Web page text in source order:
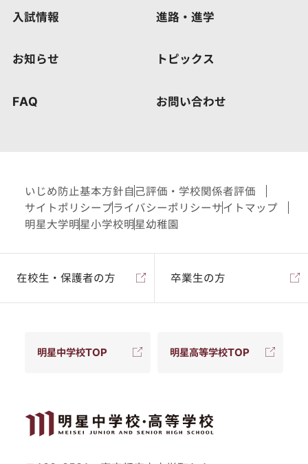
入試情報 進路・進学
お知らせ トピックス
FAQ お問い合わせ
いじめ防止基本方針自己評価・学校関係者評価
サイトポリシー プライバシーポリシーサイトマップ
明星大学明星小学校明星幼稚園
在校生・保護者の方 卒業生の方
明星中学校TOP 明星高等学校TOP